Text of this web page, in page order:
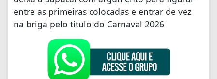
entre as primeiras colocadas e entrar de vez
na briga pelo título do Carnaval 2026